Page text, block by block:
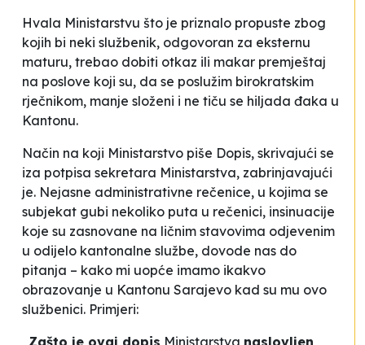
Hvala Ministarstvu što je priznalo propuste zbog
kojih bi neki službenik, odgovoran za eksternu
maturu, trebao dobiti otkaz ili makar premještaj
na poslove koji su, da se poslužim birokratskim
rječnikom, manje složeni i ne tiču se hiljada đaka u
Kantonu.
Način na koji Ministarstvo piše Dopis, skrivajući se
iza potpisa sekretara Ministarstva, zabrinjavajući
je. Nejasne administrativne rečenice, u kojima se
subjekat gubi nekoliko puta u rečenici, insinuacije
koje su zasnovane na ličnim stavovima odjevenim
u odijelo kantonalne službe, dovode nas do
pitanja – kako mi uopće imamo ikakvo
obrazovanje u Kantonu Sarajevo kad su mu ovo
službenici. Primjeri: